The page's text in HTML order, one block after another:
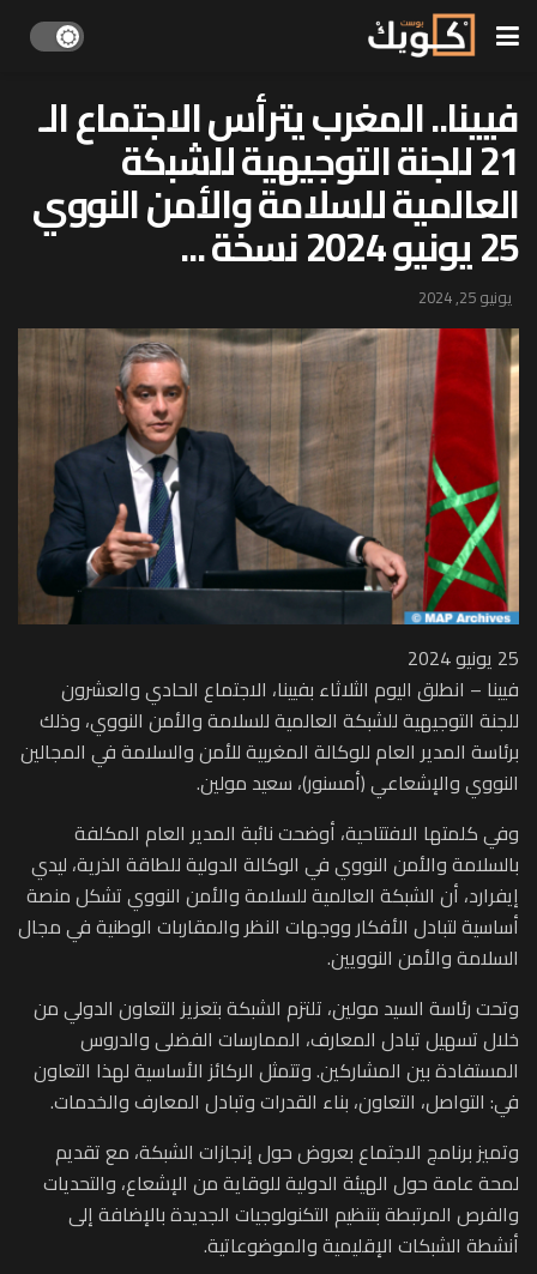
فيينا.. المغرب يترأس الاجتماع الـ
21 للجنة التوجيهية للشبكة
العالمية للسلامة والأمن النووي
25 يونيو 2024 نسخة ...
يونيو 25, 2024
25 يونيو 2024
فيينا – انطلق اليوم الثلاثاء بفيينا، الاجتماع الحادي والعشرون
للجنة التوجيهية للشبكة العالمية للسلامة والأمن النووي، وذلك
برئاسة المدير العام للوكالة المغربية للأمن والسلامة في المجالين
النووي والإشعاعي (أمسنور)، سعيد مولين.
وفي كلمتها الافتتاحية، أوضحت نائبة المدير العام المكلفة
بالسلامة والأمن النووي في الوكالة الدولية للطاقة الذرية، ليدي
إيفرارد، أن الشبكة العالمية للسلامة والأمن النووي تشكل منصة
أساسية لتبادل الأفكار ووجهات النظر والمقاربات الوطنية في مجال
السلامة والأمن النوويين.
وتحت رئاسة السيد مولين، تلتزم الشبكة بتعزيز التعاون الدولي من
خلال تسهيل تبادل المعارف، الممارسات الفضلى والدروس
المستفادة بين المشاركين. وتتمثل الركائز الأساسية لهذا التعاون
في: التواصل، التعاون، بناء القدرات وتبادل المعارف والخدمات.
وتميز برنامج الاجتماع بعروض حول إنجازات الشبكة، مع تقديم
لمحة عامة حول الهيئة الدولية للوقاية من الإشعاع، والتحديات
والفرص المرتبطة بتنظيم التكنولوجيات الجديدة بالإضافة إلى
أنشطة الشبكات الإقليمية والموضوعاتية.